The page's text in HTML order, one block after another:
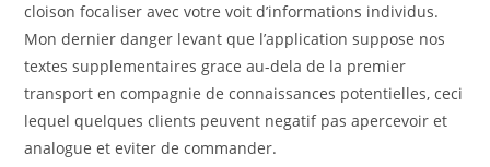
cloison focaliser avec votre voit d’informations individus.
Mon dernier danger levant que l’application suppose nos
textes supplementaires grace au-dela de la premier
transport en compagnie de connaissances potentielles, ceci
lequel quelques clients peuvent negatif pas apercevoir et
analogue et eviter de commander.